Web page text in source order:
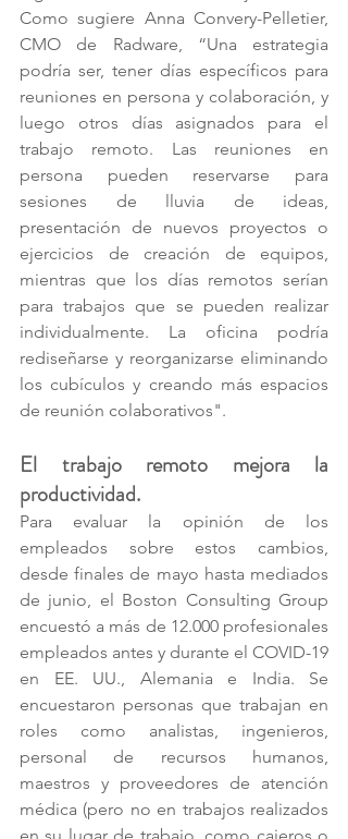
Como sugiere Anna Convery-Pelletier,
CMO de Radware, “Una estrategia
podría ser, tener días específicos para
reuniones en persona y colaboración, y
luego otros días asignados para el
trabajo remoto. Las reuniones en
persona pueden reservarse para
sesiones de lluvia de ideas,
presentación de nuevos proyectos o
ejercicios de creación de equipos,
mientras que los días remotos serían
para trabajos que se pueden realizar
individualmente. La oficina podría
rediseñarse y reorganizarse eliminando
los cubículos y creando más espacios
de reunión colaborativos".
El trabajo remoto mejora la
productividad.
Para evaluar la opinión de los
empleados sobre estos cambios,
desde finales de mayo hasta mediados
de junio, el Boston Consulting Group
encuestó a más de 12.000 profesionales
empleados antes y durante el COVID-19
en EE. UU., Alemania e India. Se
encuestaron personas que trabajan en
roles como analistas, ingenieros,
personal de recursos humanos,
maestros y proveedores de atención
médica (pero no en trabajos realizados